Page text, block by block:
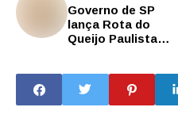
Governo de SP
lança Rota do
Queijo Paulista
artesanal, turismo
desenvolvimento